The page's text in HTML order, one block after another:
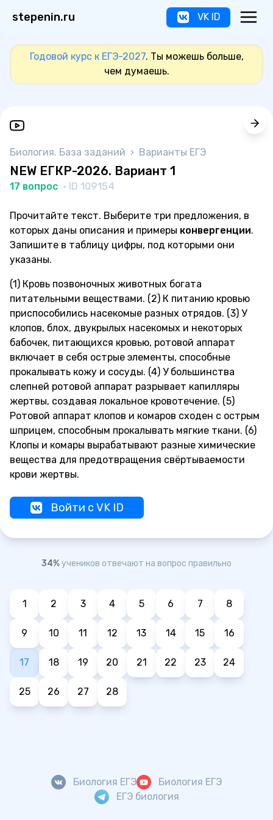
stepenin.ru VK ID
Годовой курс к ЕГЭ-2027. Ты можешь больше,
чем думаешь.
Биология. База заданий › Варианты ЕГЭ
NEW ЕГКР-2026. Вариант 1
17 вопрос · ID 109154
Прочитайте текст. Выберите три предложения, в
которых даны описания и примеры конвергенции.
Запишите в таблицу цифры, под которыми они
указаны.
(1) Кровь позвоночных животных богата
питательными веществами. (2) К питанию кровью
приспособились насекомые разных отрядов. (3) У
клопов, блох, двукрылых насекомых и некоторых
бабочек, питающихся кровью, ротовой аппарат
включает в себя острые элементы, способные
прокалывать кожу и сосуды. (4) У большинства
слепней ротовой аппарат разрывает капилляры
жертвы, создавая локальное кровотечение. (5)
Ротовой аппарат клопов и комаров сходен с острым
шприцем, способным прокалывать мягкие ткани. (6)
Клопы и комары вырабатывают разные химические
вещества для предотвращения свёртываемости
крови жертвы.
Войти с VK ID
34%учеников отвечают на вопрос правильно
1 2 3 4 5 6 7 8
9 10 11 12 13 14 15 16
17 18 19 20 21 22 23 24
25 26 27 28
Биология ЕГЭ
Биология ЕГЭ
ЕГЭ биология